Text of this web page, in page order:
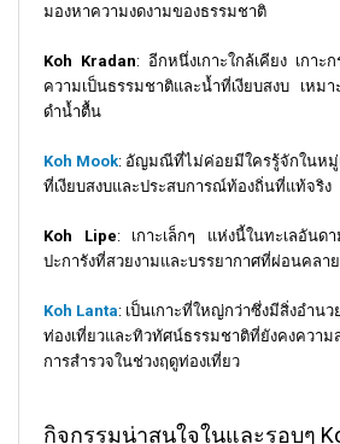
มองหาความงดงามของธรรมชาติ
Koh Kradan: อีกหนึ่งเกาะใกล้เคียง เกาะ
ความเป็นธรรมชาติและน้ำที่เงียบสงบ เหม
ดำน้ำตื้น
Koh Mook: อัญมณีที่ไม่ค่อยมีใครรู้จักในหมู่
ที่เงียบสงบและประสบการณ์ท้องถิ่นที่แท้จริง
Koh Lipe: เกาะเล็กๆ แห่งนี้ในทะเลอันด
ปะการังที่สวยงามและบรรยากาศที่ผ่อนคลาย
Koh Lanta: เป็นเกาะที่ใหญ่กว่าซึ่งมีสิ่งอำน
ท่องเที่ยวและทิวทัศน์ธรรมชาติที่ยังคงควา
การสำรวจในช่วงฤดูท่องเที่ยว
กิจกรรมน่าสนใจในและรอบๆ